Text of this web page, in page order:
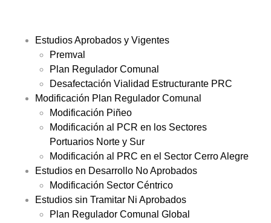
Estudios Aprobados y Vigentes
Premval
Plan Regulador Comunal
Desafectación Vialidad Estructurante PRC
Modificación Plan Regulador Comunal
Modificación Piñeo
Modificación al PCR en los Sectores
Portuarios Norte y Sur
Modificación al PRC en el Sector Cerro Alegre
Estudios en Desarrollo No Aprobados
Modificación Sector Céntrico
Estudios sin Tramitar Ni Aprobados
Plan Regulador Comunal Global